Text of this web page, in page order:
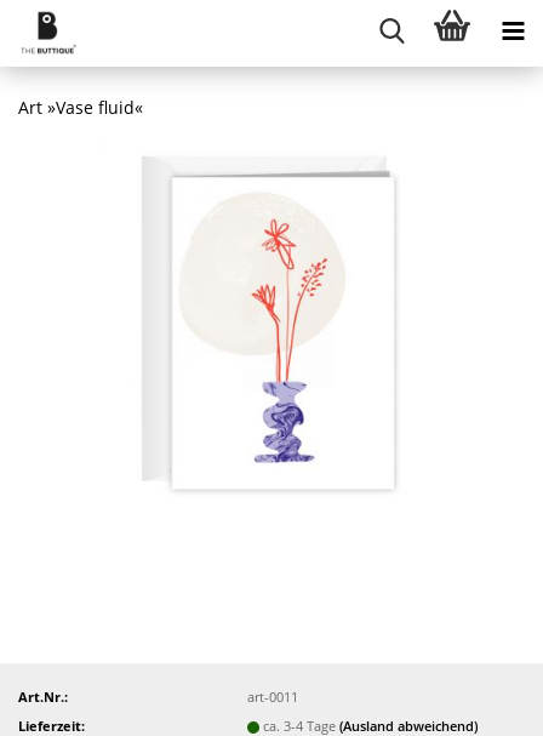
Art »Vase fluid«
Art.Nr.:
art-0011
Lieferzeit:
ca. 3-4 Tage(Ausland abweichend)